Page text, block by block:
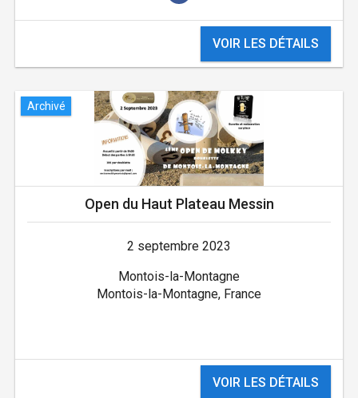
VOIR LES DÉTAILS
Archivé
Open du Haut Plateau Messin
2 septembre 2023
Montois-la-Montagne
Montois-la-Montagne, France
VOIR LES DÉTAILS